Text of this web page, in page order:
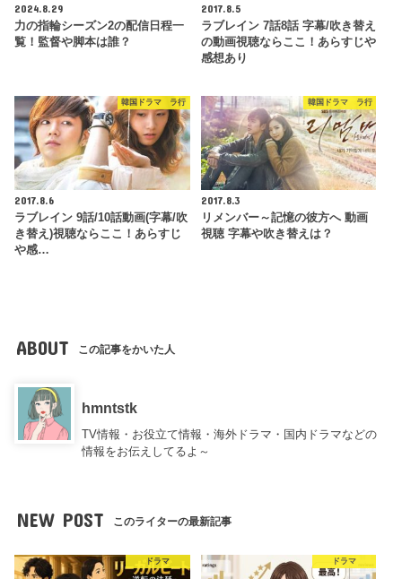
2024.8.29
力の指輪シーズン2の配信日程一
覧！監督や脚本は誰？
2017.8.5
ラブレイン 7話8話 字幕/吹き替え
の動画視聴ならここ！あらすじや
感想あり
韓国ドラマ ラ行
2017.8.6
ラブレイン 9話/10話動画(字幕/吹
き替え)視聴ならここ！あらすじ
や感…
韓国ドラマ ラ行
2017.8.3
リメンバー～記憶の彼方へ 動画
視聴 字幕や吹き替えは？
ABOUT この記事をかいた人
hmntstk
TV情報・お役立て情報・海外ドラマ・国内ドラマなどの
情報をお伝えしてるよ～
NEW POST このライターの最新記事
ドラマ ドラマ